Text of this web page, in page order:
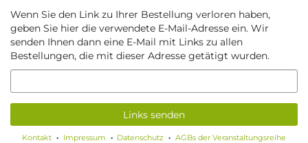
Wenn Sie den Link zu Ihrer Bestellung verloren haben,
geben Sie hier die verwendete E-Mail-Adresse ein. Wir
senden Ihnen dann eine E-Mail mit Links zu allen
Bestellungen, die mit dieser Adresse getätigt wurden.
E-
Mail
Links senden
Kontakt Impressum Datenschutz
AGBs der Veranstaltungsreihe